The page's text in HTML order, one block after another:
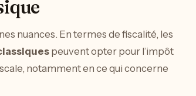
nuances. En termes de fiscalité, les
peuvent opter pour l’impôt
notamment en ce qui concerne